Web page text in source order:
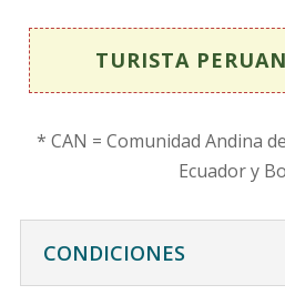
TURISTA
* CAN = Comunidad Andina
Ecuador y
CONDICIONES